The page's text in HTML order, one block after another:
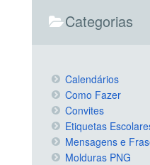
Categorias
Calendários
Como Fazer
Convites
Etiquetas
Mensagens e
Molduras PNG